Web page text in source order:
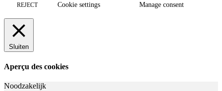
REJECT Cookie settings Manage consent
Sluiten
Aperçu des cookies
Noodzakelijk